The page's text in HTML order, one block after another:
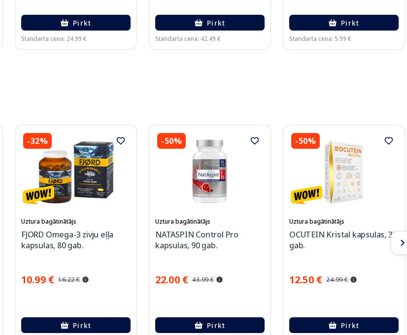
Pirkt
Standarta cena: 24.99 €
Pirkt
Standarta cena: 42.49 €
Pirkt
Standarta cena: 5.99 €
-32%
Uztura bagātinātājs
FJORD Omega-3 zivju eļļa
kapsulas, 80 gab.
10.99 € 16.22 €
Pirkt
-50%
Uztura bagātinātājs
NATASPIN Control Pro
kapsulas, 90 gab.
22.00 € 43.99 €
Pirkt
-50%
Uztura bagātinātājs
OCUTEIN Kristal kapsulas, 30
gab.
12.50 € 24.99 €
Pirkt